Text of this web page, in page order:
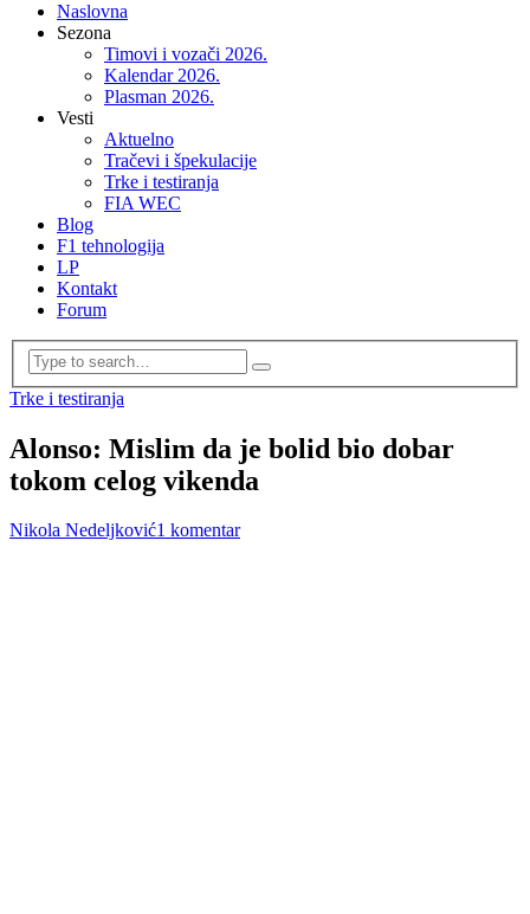
Naslovna
Sezona
Timovi i vozači 2026.
Kalendar 2026.
Plasman 2026.
Vesti
Aktuelno
Tračevi i špekulacije
Trke i testiranja
FIA WEC
Blog
F1 tehnologija
LP
Kontakt
Forum
Trke i testiranja
Alonso: Mislim da je bolid bio dobar
tokom celog vikenda
Nikola Nedeljković1 komentar